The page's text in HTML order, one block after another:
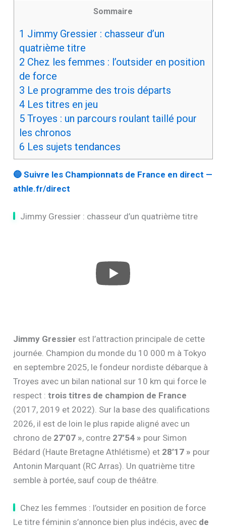
Pour voir le suivi du semi-marathon, c’est ici !
1 Jimmy Gressier : chasseur d’un
quatrième titre
2 Chez les femmes : l’outsider en position
de force
3
Le programme des trois départs
4 Les titres en jeu
Troyes : un parcours roulant taillé pour
les chronos
6 Les sujets tendances
🔵 Suivre les Championnats de France en direct —
Jimmy Gressier
est l’attraction principale de cette
journée. Champion du monde du 10 000 m à Tokyo
en septembre 2025, le fondeur nordiste débarque à
Troyes avec un bilan national sur 10 km qui force le
trois titres de champion de France
(2017, 2019 et 2022). Sur la base des qualifications
2026, il est de loin le plus rapide aligné avec un
27’07 » , contre 27’54 » pour Simon
Bédard (Haute Bretagne Athlétisme) et
Antonin Marquant (RC Arras). Un quatrième titre
semble à portée, sauf coup de théâtre.